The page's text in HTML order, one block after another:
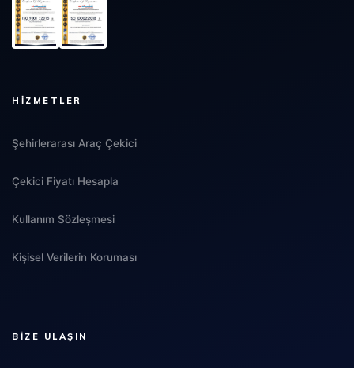
HIZMETLER
Şehirlerarası Araç Çekici
Çekici Fiyatı Hesapla
Kullanım Sözleşmesi
Kişisel Verilerin Koruması
BIZE ULAŞIN